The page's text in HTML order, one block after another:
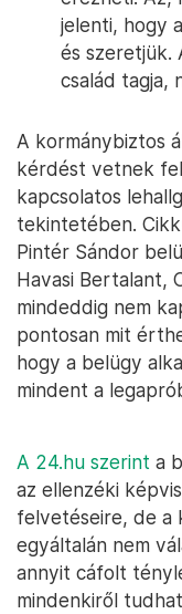
jelenti, hogy
és szeretjük.
család tagja,
A kormánybiztos
kérdést vetnek
kapcsolatos
tekintetében.
Pintér Sándor
Havasi Bertalant,
mindeddig nem
pontosan mit
hogy a belügy
mindent a
A 24.hu szerint a
az ellenzéki
felvetéseire, de a
egyáltalán nem
annyit cáfolt
mindenkiről